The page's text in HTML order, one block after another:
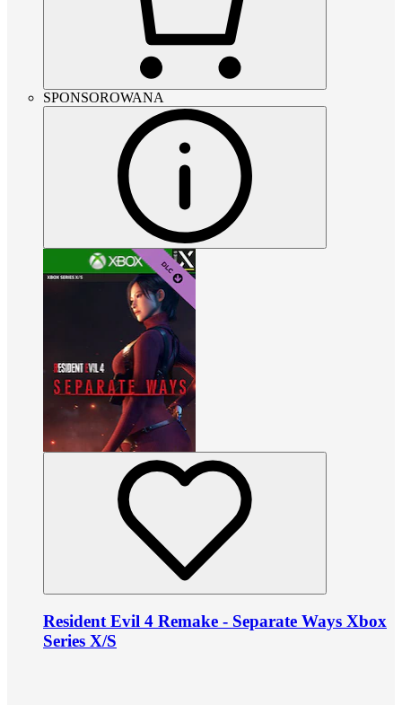
SPONSOROWANA
Resident Evil 4 Remake - Separate Ways Xbox
Series X/S